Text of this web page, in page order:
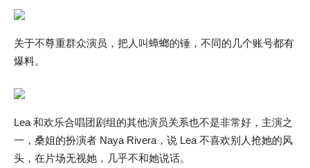
关于不尊重群众演员，把人叫蟑螂的锤，不同的几个账号都有
爆料。
Lea 和欢乐合唱团剧组的其他演员关系也不是非常好，主演之
一，桑姐的扮演者 Naya Rivera，说 Lea 不喜欢别人抢她的风
头，在片场无视她，几乎不和她说话。